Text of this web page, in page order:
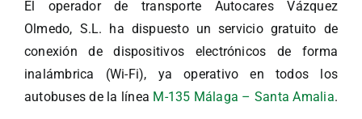
El operador de transporte Autocares Vázquez
Olmedo, S.L. ha dispuesto un servicio gratuito de
conexión de dispositivos electrónicos de forma
inalámbrica (Wi-Fi), ya operativo en todos los
autobuses de la línea M-135 Málaga – Santa Amalia.